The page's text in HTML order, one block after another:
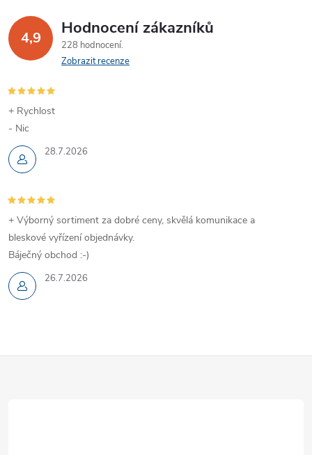
4,9 Hodnocení zákazníků
228 hodnocení
Zobrazit recenze
28.7.2026
+ Rychlost
- Nic
26.7.2026
+ Výborný sortiment za dobré ceny, skvělá komunikace a
bleskové vyřízení objednávky.
Báječný obchod :-)